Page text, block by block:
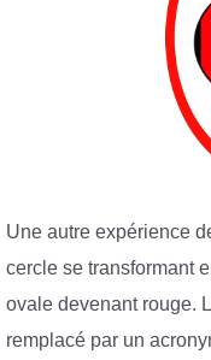
Une autre expérience
cercle se transformant
ovale devenant rouge.
remplacé par un